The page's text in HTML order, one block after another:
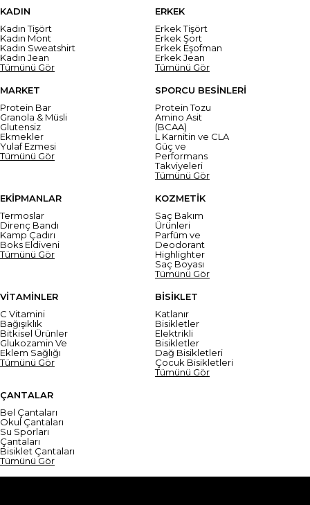
KADIN
Kadın Tişört
Kadın Mont
Kadın Sweatshirt
Kadın Jean
Tümünü Gör
ERKEK
Erkek Tişört
Erkek Şort
Erkek Eşofman
Erkek Jean
Tümünü Gör
MARKET
Protein Bar
Granola & Müsli
Glutensiz
Ekmekler
Yulaf Ezmesi
Tümünü Gör
SPORCU BESİNLERİ
Protein Tozu
Amino Asit
(BCAA)
L Karnitin ve CLA
Güç ve
Performans
Takviyeleri
Tümünü Gör
EKİPMANLAR
Termoslar
Direnç Bandı
Kamp Çadırı
Boks Eldiveni
Tümünü Gör
KOZMETİK
Saç Bakım
Ürünleri
Parfüm ve
Deodorant
Highlighter
Saç Boyası
Tümünü Gör
VİTAMİNLER
C Vitamini
Bağışıklık
Bitkisel Ürünler
Glukozamin Ve
Eklem Sağlığı
Tümünü Gör
BİSİKLET
Katlanır
Bisikletler
Elektrikli
Bisikletler
Dağ Bisikletleri
Çocuk Bisikletleri
Tümünü Gör
ÇANTALAR
Bel Çantaları
Okul Çantaları
Su Sporları
Çantaları
Bisiklet Çantaları
Tümünü Gör